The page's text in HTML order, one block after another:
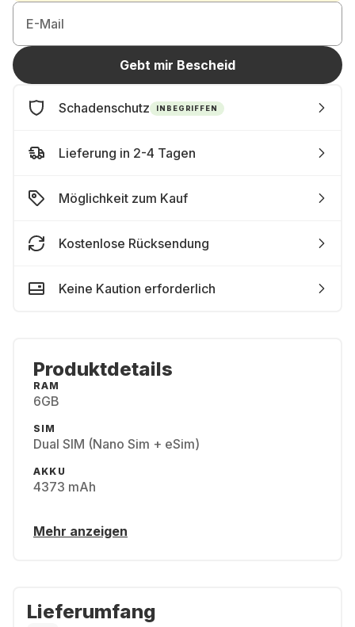
E-Mail
Gebt mir Bescheid
Schadenschutz INBEGRIFFEN
Lieferung in 2-4 Tagen
Möglichkeit zum Kauf
Kostenlose Rücksendung
Keine Kaution erforderlich
Produktdetails
RAM
6GB
SIM
Dual SIM (Nano Sim + eSim)
AKKU
4373 mAh
Mehr anzeigen
Lieferumfang